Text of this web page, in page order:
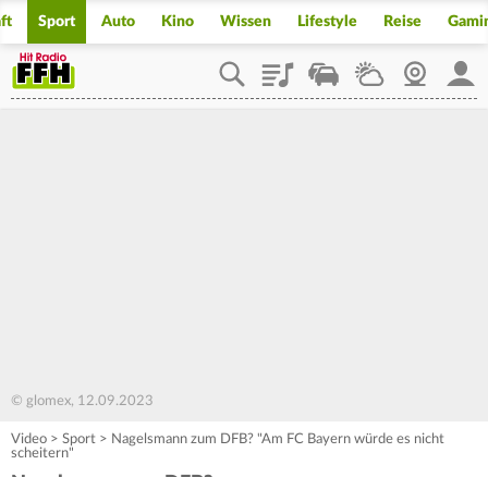
Sport Auto Kino Wissen Lifestyle Reise
PlaylistStaupilotWetterWebcam
© glomex, 12.09.2023
Video > Sport > Nagelsmann zum DFB? "Am FC Bayern würde es nicht
scheitern"